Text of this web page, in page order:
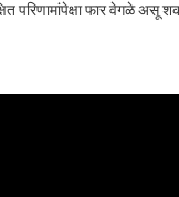
परिणामांपेक्षा फार वेगळे असू